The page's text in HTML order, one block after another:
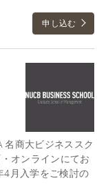
申し込む
名商大ビジネススク
オンラインにてお
4月入学をご検討の